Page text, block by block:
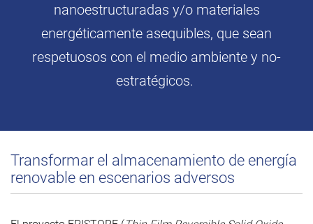
nanoestructuradas y/o materiales
energéticamente asequibles, que sean
respetuosos con el medio ambiente y no-
estratégicos.
Transformar el almacenamiento de energía
renovable en escenarios adversos